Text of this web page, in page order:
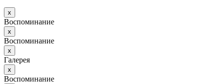
х
Воспоминание
х
Воспоминание
х
Галерея
х
Воспоминание